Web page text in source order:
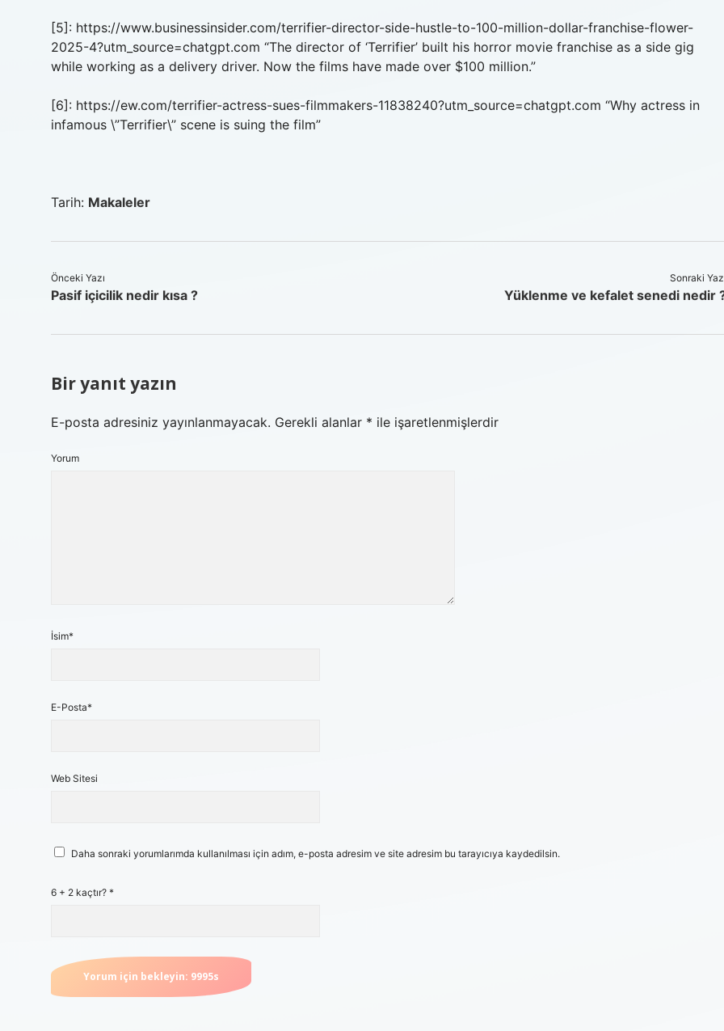
[5]: https://www.businessinsider.com/terrifier-director-side-hustle-to-100-million-dollar-franchise-flower-
2025-4?utm_source=chatgpt.com “The director of ‘Terrifier’ built his horror movie franchise as a side gig
while working as a delivery driver. Now the films have made over $100 million.”
[6]: https://ew.com/terrifier-actress-sues-filmmakers-11838240?utm_source=chatgpt.com “Why actress in
infamous \”Terrifier\” scene is suing the film”
Tarih: Makaleler
Önceki Yazı
Pasif içicilik nedir kısa ?
Sonraki
Yüklenme ve kefalet senedi nedir
Bir yanıt yazın
E-posta adresiniz yayınlanmayacak. Gerekli alanlar * ile işaretlenmişlerdir
Yorum
İsim*
E-Posta*
Web Sitesi
Daha sonraki yorumlarımda kullanılması için adım, e-posta adresim ve site adresim bu tarayıcıya kaydedilsin.
6 + 2 kaçtır? *